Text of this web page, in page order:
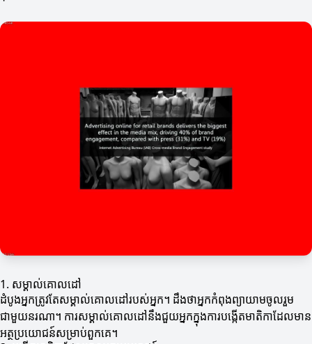
1. សម្គាល់គោលដៅ
ដំបូងអ្នកត្រូវតែសម្គាល់គោលដៅរបស់អ្នក។ ដឹងថាអ្នកកំពុងព្យាយាមចូលរួម
ជាមួយនរណា។ ការសម្គាល់គោលដៅនឹងជួយអ្នកក្នុងការបង្កើតមាតិកាដែលមាន
អត្ថប្រយោជន៍សម្រាប់ពួកគេ។